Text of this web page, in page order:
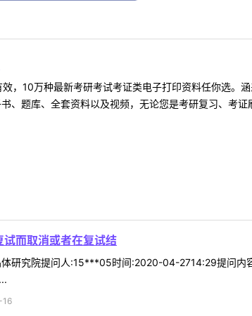
，10万种最新考研考试考证类电子打印资料任你选
、题库、全套资料以及视频，无论您是考研复习、考
而取消或者在复试结
研究院提问人:15***05时间:2020-04-2714:29提问内
16